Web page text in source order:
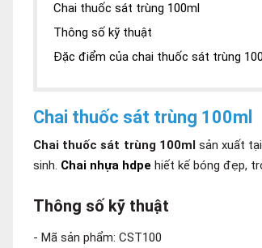
Chai thuốc sát trùng 100ml
Thông số kỹ thuật
Đặc điểm của chai thuốc sát trùng
Chai thuốc sát trùng 100ml
Chai thuốc sát trùng 100mlsản xuất tại
sinh. Chai nhựa hdpe hiết kế bóng đẹp,
Thông số kỹ thuật
- Mã sản phẩm: CST100